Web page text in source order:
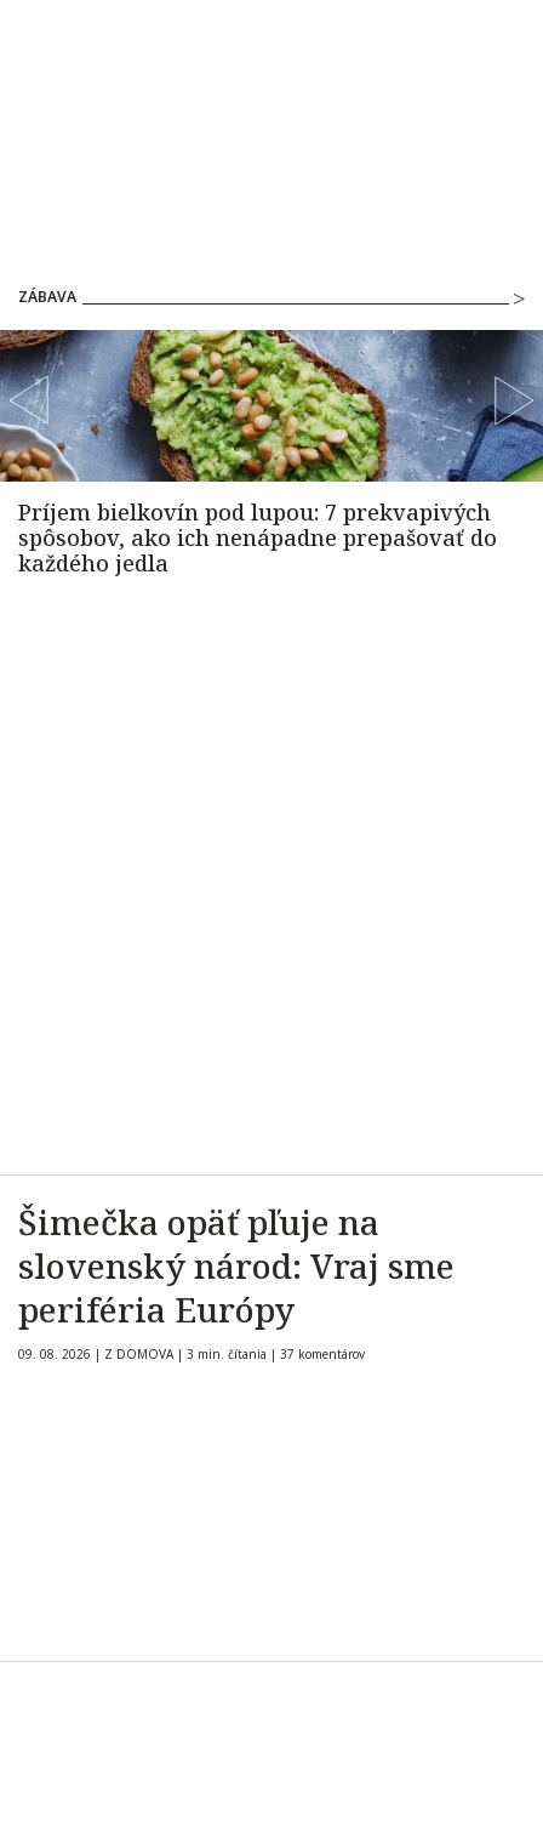
ZÁBAVA
Šimečka opäť pľuje na
slovenský národ: Vraj sme
periféria Európy
09. 08. 2026 | Z DOMOVA | 3 min. čítania | 37 komentárov